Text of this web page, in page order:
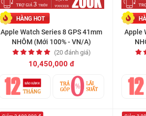
HÀNG HOT
Apple Watch Series 8 GPS 41mm
NHÔM (Mới 100% - VN/A)
(20 đánh giá)
10,450,000 đ
Apple